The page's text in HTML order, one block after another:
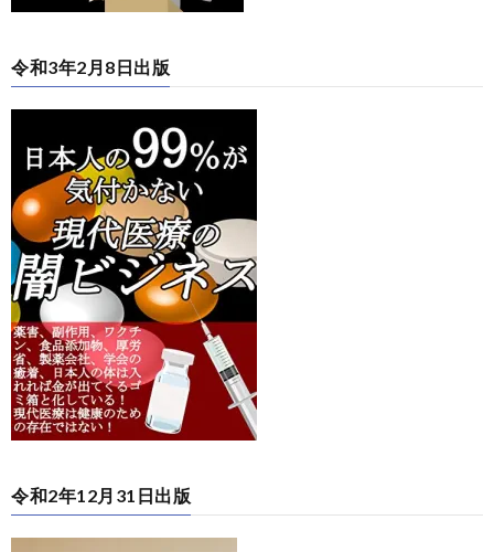
令和3年2月8日出版
令和2年12月31日出版